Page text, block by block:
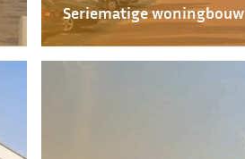
Seriematige woningbouw